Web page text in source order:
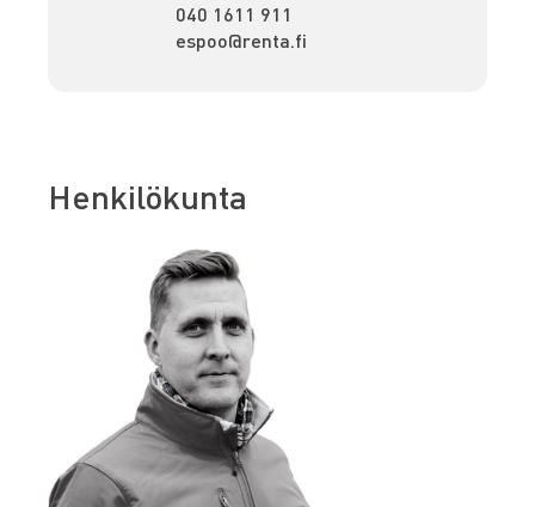
040 1611 911
espoo@renta.fi
Henkilökunta